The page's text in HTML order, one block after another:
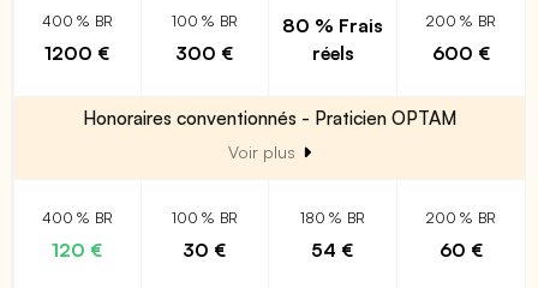
400 % BR
1200 €
100 % BR
300 €
80 % Frais
réels
200 % BR
600 €
Honoraires conventionnés - Praticien OPTAM
Voir plus
400 % BR
120 €
100 % BR
30 €
180 % BR
54 €
200 % BR
60 €